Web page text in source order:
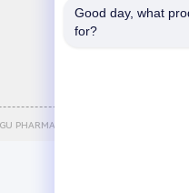
PHARMA-PACK CO.,LTD.
Good day, what
for?